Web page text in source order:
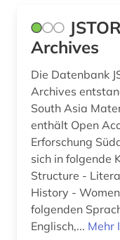
Archives
Die Datenbank
Archives
South Asia
enthält Open
Erforschung
sich in folgende
Structure -
History - Women & Gender
folgenden
Englisch,... Mehr